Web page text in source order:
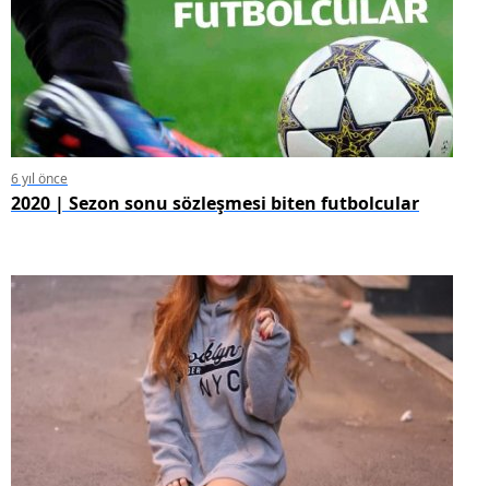
6 yıl önce
2020 | Sezon sonu sözleşmesi biten futbolcular